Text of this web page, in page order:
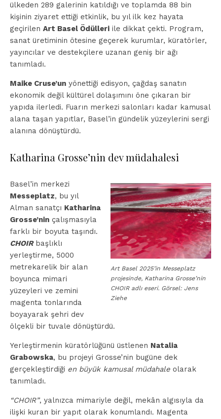
ülkeden 289 galerinin katıldığı ve toplamda 88 bin
kişinin ziyaret ettiği etkinlik, bu yıl ilk kez hayata
geçirilen Art Basel Ödülleri ile dikkat çekti. Program,
sanat üretiminin ötesine geçerek kurumlar, küratörler,
yayıncılar ve destekçilere uzanan geniş bir ağı
tanımladı.
Maike Cruse’un yönettiği edisyon, çağdaş sanatın
ekonomik değil kültürel dolaşımını öne çıkaran bir
yapıda ilerledi. Fuarın merkezi salonları kadar kamusal
alana taşan yapıtlar, Basel’in gündelik yüzeylerini sergi
alanına dönüştürdü.
Katharina Grosse’nin dev müdahalesi
Art Basel 2025’in Messeplatz
projesinde, Katharina Grosse’nin
CHOIR adlı eseri. Görsel: Jens
Ziehe
Basel’in merkezi
Messeplatz, bu yıl
Alman sanatçı Katharina
Grosse’nin çalışmasıyla
farklı bir boyuta taşındı.
CHOIRbaşlıklı
yerleştirme, 5000
metrekarelik bir alan
boyunca mimari
yüzeyleri ve zemini
magenta tonlarında
boyayarak şehri dev
ölçekli bir tuvale dönüştürdü.
Yerleştirmenin küratörlüğünü üstlenen Natalia
Grabowska, bu projeyi Grosse’nin bugüne dek
gerçekleştirdiği en büyük kamusal müdahale olarak
tanımladı.
“CHOIR”, yalnızca mimariyle değil, mekân algısıyla da
ilişki kuran bir yapıt olarak konumlandı. Magenta